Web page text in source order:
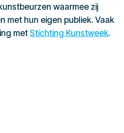
waarmee zij
met hun eigen publiek. Vaak
met Stichting Kunstweek.